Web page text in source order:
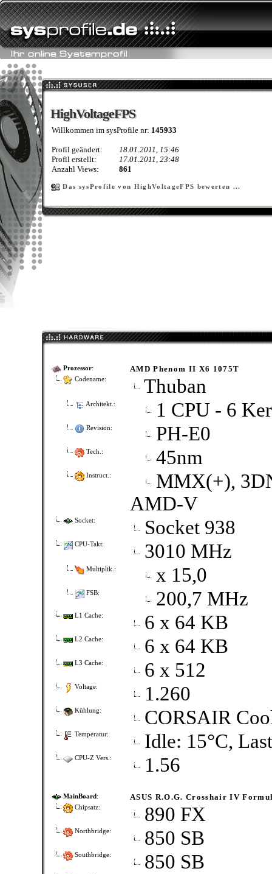
HighVoltageFPS
HighVoltageFPS
Willkommen im sysProfile nr: 145933
Profil geändert:
18.01.2011, 15:46
Profil erstellt:
17.01.2011, 23:48
Anzahl Views:
861
Das sysProfile von HighVoltageFPS bewerten ...
Prozessor: AMD Phenom II X6 1075T
Codename: Thuban
Architekt.: 1 CPU - 6
Revision: PH-E0
Tech.: 45nm
Instruct.:
MMX(+),
AMD-V
Socket: Socket 938
CPU-Takt: 3010 MHz
Multiplik.: x 15,0
FSB: 200,7 MHz
L1 Cache: 6 x 64 KB
L2 Cache: 6 x 64 KB
L3 Cache: 6 x 512
Voltage: 1.260
Kühlung: CORSAIR
Temperatur: Idle: 15°C,
CPU-Z Vers.: 1.56
MainBoard: ASUS R.O.G. Crosshair IV
Chipsatz: 890 FX
Northbridge: 850 SB
Southbridge: 850 SB